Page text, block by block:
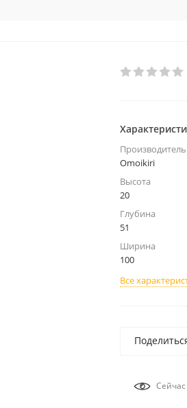
Производитель
Omoikiri
Высота
20
Глубина
51
Ширина
100
Все